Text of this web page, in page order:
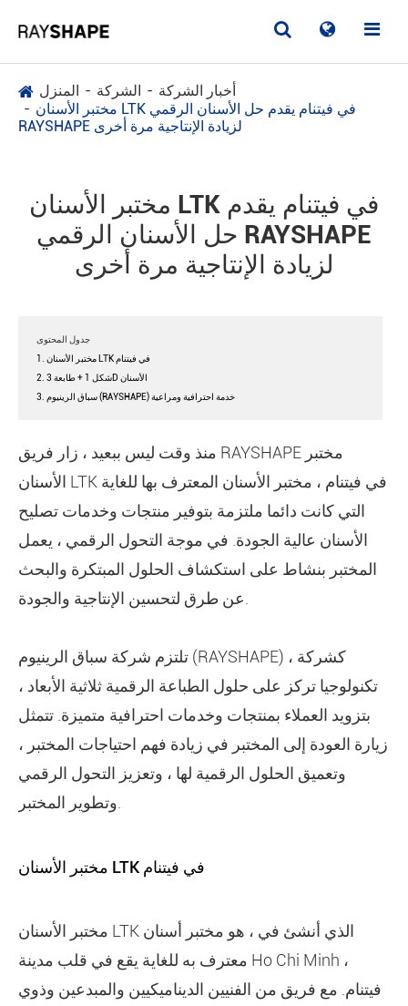
المنزل الشركة
أخبار الشركة
مختبر الأسنان LTK في فيتنام يقدم حل الأسنان الرقمي
RAYSHAPE لزيادة الإنتاجية مرة أخرى
مختبر الأسنان LTK في فيتنام يقدم
حل الأسنان الرقمي RAYSHAPE
لزيادة الإنتاجية مرة أخرى
جدول المحتوى
1. مختبر الأسنان LTK في فيتنام
2. شكل 1 + طابعة 3D الأسنان
3. سباق الرينيوم (RAYSHAPE) خدمة احترافية ومراعية
منذ وقت ليس ببعيد ، زار فريق RAYSHAPE مختبر
الأسنان LTK في فيتنام ، مختبر الأسنان المعترف بها للغاية
التي كانت دائما ملتزمة بتوفير منتجات وخدمات تصليح
الأسنان عالية الجودة. في موجة التحول الرقمي ، يعمل
المختبر بنشاط على استكشاف الحلول المبتكرة والبحث
تلتزم شركة سباق الرينيوم (RAYSHAPE) ، كشركة
تكنولوجيا تركز على حلول الطباعة الرقمية ثلاثية الأبعاد ،
بتزويد العملاء بمنتجات وخدمات احترافية متميزة. تتمثل
زيارة العودة إلى المختبر في زيادة فهم احتياجات المختبر ،
وتعميق الحلول الرقمية لها ، وتعزيز التحول الرقمي
مختبر الأسنان LTK في فيتنام
مختبر الأسنان LTK الذي أنشئ في ، هو مختبر أسنان
معترف به للغاية يقع في قلب مدينة Ho Chi Minh ،
فيتنام. مع فريق من الفنيين الديناميكيين والمبدعين وذوي